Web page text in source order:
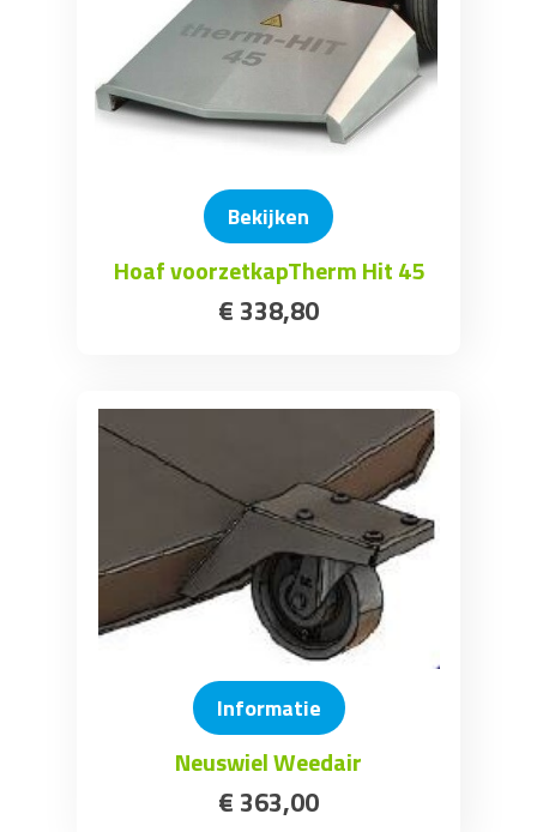
Bekijken
Hoaf voorzetkapTherm Hit 45
€ 338,80
Informatie
Neuswiel Weedair
€ 363,00